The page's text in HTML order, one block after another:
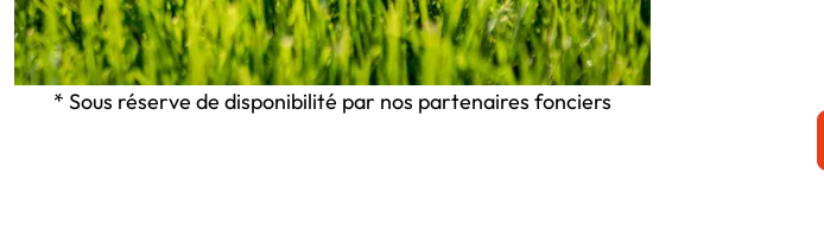
* Sous réserve de disponibilité par nos partenaires fonciers